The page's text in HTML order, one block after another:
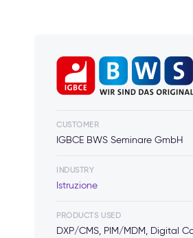
CUSTOMER
IGBCE BWS Seminare GmbH
INDUSTRY
Istruzione
PRODUCTS USED
DXP/CMS, PIM/MDM, Digital